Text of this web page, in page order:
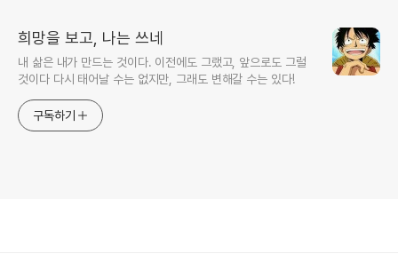
희망을 보고, 나는 쓰네
내 삶은 내가 만드는 것이다. 이전에도 그랬고, 앞으로도 그럴
것이다 다시 태어날 수는 없지만, 그래도 변해갈 수는 있다!
구독하기